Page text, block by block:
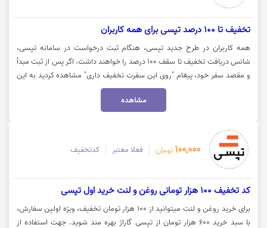
تخفیف تا 100 درصد تپسی برای همه کاربران
همه کاربران در طرح جدید تپسی، هنگام ثبت درخواست در سامانه تپسی،
شانس دریافت تخفیف تا سقف 100 درصد را خواهند داشت. اگر پس از ثبت مبدأ
و مقصد سفر خود، پیغام "روی این سفرت تخفیف داری" مشاهده کردید به این
معناست که مشمول این طرح شده‌اید و باید گزینه "اعمال تخفیف" را بزنید تا
تخفیف تپسی برای شما فعال شود. البته این پیغام برای همه کاربران و در همه
کدتخفیف تپسی نیست و تخفیف به طور خودکار اعمال می‌شود. برای ورود به
وبسایت تپسی روی گزینه "سفر کنید" کلیک نمایید.
مشاهده
100,000 تومان فعلا معتبر کدتخفیف
کد تخفیف 100 هزار تومانی روغن و لنت خرید اول تپسی
برای خرید روغن و لنت میتوانید از 100 هزار تومان تخفیف، ویژه اولین سفارش،
با سبد خرید 600 هزار تومان از تپسی گاراژ بهره مند شوید. جهت استفاده از